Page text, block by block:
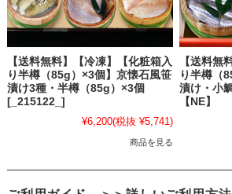
【送料無料】【冷凍】【化粧箱入
り半樽（85g）×3個】京懐石風笹
漬け3種・半樽（85g）×3個
[_215122_]
¥6,200(税抜 ¥5,741)
商品を見る
【送料無
り半樽（
漬け・小
【NE】